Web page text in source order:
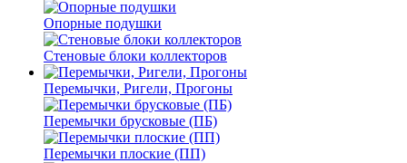
Опорные подушки
Стеновые блоки коллекторов
Перемычки, Ригели, Прогоны
Перемычки брусковые (ПБ)
Перемычки плоские (ПП)